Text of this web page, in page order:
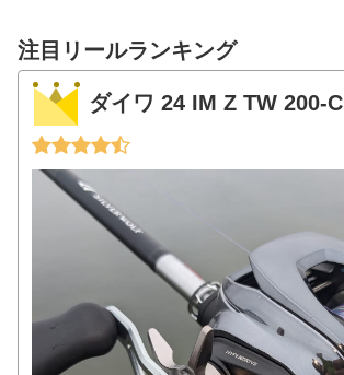
注目リールランキング
ダイワ 24 IM Z TW 200-C